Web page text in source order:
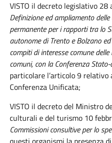
VISTO il decreto legislativo
Definizione ed ampliamento
permanente per i rapporti tra lo
autonome di Trento e Bolzano
compiti di interesse comune
comuni, con la Conferenza
particolare l’articolo 9
Conferenza Unificata;
VISTO il decreto del Ministro
culturali e del turismo 10
Commissioni consultive per lo